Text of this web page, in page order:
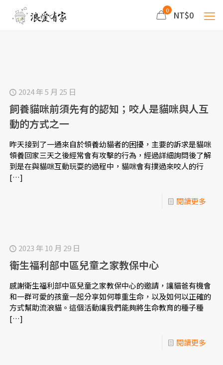
0 NT$0
2024 年 5 月 25 日
飼養貓咪前須先有的認知；咬人是貓咪與人互
動的方式之一
昨天接到了一通來自於領養幼貓者的困擾，主要的訴求是貓咪
領養回家三天之後經常會有攻擊的行為，經過詳細詢問後了解
到是在與貓咪互動玩耍的過程中，貓咪會有撲過來咬人的行
[…]
閱讀更多
2023 年 10 月 29 日
衛生福利部中區兒童之家教保中心
感謝衛生福利部中區兒童之家教保中心的邀請，讓貓爸有機會
和一群可愛的孩童一起分享如何尊重生命，以及如何以正確的
方式幫助流浪貓。這個活動讓我們能夠將生命教育的種子種
[…]
閱讀更多